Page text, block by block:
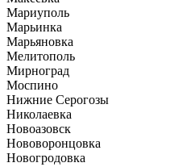
Мариуполь
Марьинка
Марьяновка
Мелитополь
Мирноград
Моспино
Нижние Серогозы
Николаевка
Новоазовск
Нововоронцовка
Новогродовка